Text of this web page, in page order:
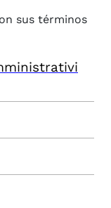
sus términos